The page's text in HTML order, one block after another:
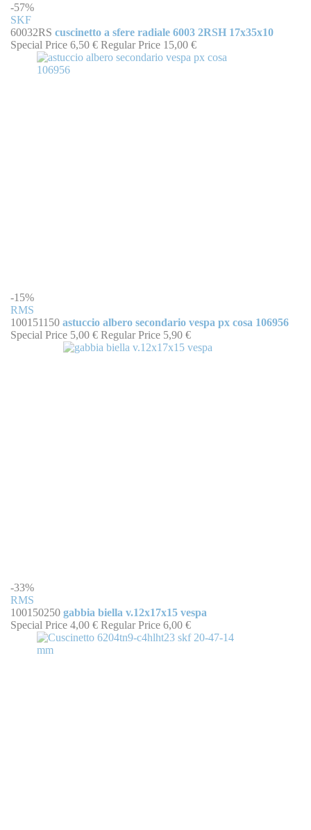
-57%
SKF
60032RS cuscinetto a sfere radiale 6003 2RSH 17x35x10
Special Price 6,50 € Regular Price 15,00 €
-15%
RMS
100151150 astuccio albero secondario vespa px cosa 106956
Special Price 5,00 € Regular Price 5,90 €
-33%
RMS
100150250 gabbia biella v.12x17x15 vespa
Special Price 4,00 € Regular Price 6,00 €